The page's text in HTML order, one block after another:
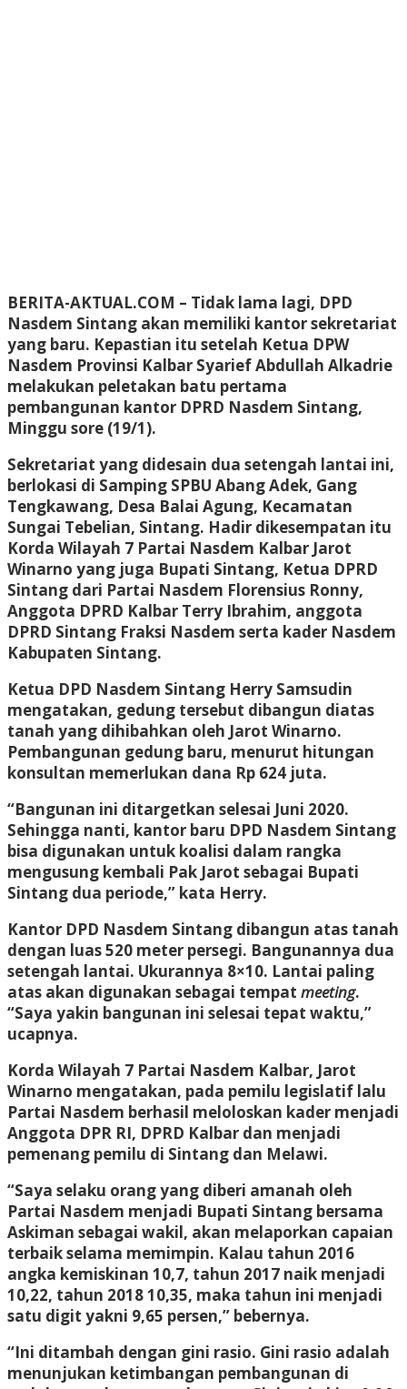
BERITA-AKTUAL.COM – Tidak lama lagi, DPD
Nasdem Sintang akan memiliki kantor sekretariat
yang baru. Kepastian itu setelah Ketua DPW
Nasdem Provinsi Kalbar Syarief Abdullah Alkadrie
melakukan peletakan batu pertama
pembangunan kantor DPRD Nasdem Sintang,
Minggu sore (19/1).
Sekretariat yang didesain dua setengah lantai ini,
berlokasi di Samping SPBU Abang Adek, Gang
Tengkawang, Desa Balai Agung, Kecamatan
Sungai Tebelian, Sintang. Hadir dikesempatan itu
Korda Wilayah 7 Partai Nasdem Kalbar Jarot
Winarno yang juga Bupati Sintang, Ketua DPRD
Sintang dari Partai Nasdem Florensius Ronny,
Anggota DPRD Kalbar Terry Ibrahim, anggota
DPRD Sintang Fraksi Nasdem serta kader Nasdem
Kabupaten Sintang.
Ketua DPD Nasdem Sintang Herry Samsudin
mengatakan, gedung tersebut dibangun diatas
tanah yang dihibahkan oleh Jarot Winarno.
Pembangunan gedung baru, menurut hitungan
konsultan memerlukan dana Rp 624 juta.
“Bangunan ini ditargetkan selesai Juni 2020.
Sehingga nanti, kantor baru DPD Nasdem Sintang
bisa digunakan untuk koalisi dalam rangka
mengusung kembali Pak Jarot sebagai Bupati
Sintang dua periode,” kata Herry.
Kantor DPD Nasdem Sintang dibangun atas tanah
dengan luas 520 meter persegi. Bangunannya dua
setengah lantai. Ukurannya 8×10. Lantai paling
atas akan digunakan sebagai tempat meeting.
“Saya yakin bangunan ini selesai tepat waktu,”
ucapnya.
Korda Wilayah 7 Partai Nasdem Kalbar, Jarot
Winarno mengatakan, pada pemilu legislatif lalu
Partai Nasdem berhasil meloloskan kader menjadi
Anggota DPR RI, DPRD Kalbar dan menjadi
pemenang pemilu di Sintang dan Melawi.
“Saya selaku orang yang diberi amanah oleh
Partai Nasdem menjadi Bupati Sintang bersama
Askiman sebagai wakil, akan melaporkan capaian
terbaik selama memimpin. Kalau tahun 2016
angka kemiskinan 10,7, tahun 2017 naik menjadi
10,22, tahun 2018 10,35, maka tahun ini menjadi
satu digit yakni 9,65 persen,” bebernya.
“Ini ditambah dengan gini rasio. Gini rasio adalah
menunjukan ketimbangan pembangunan di